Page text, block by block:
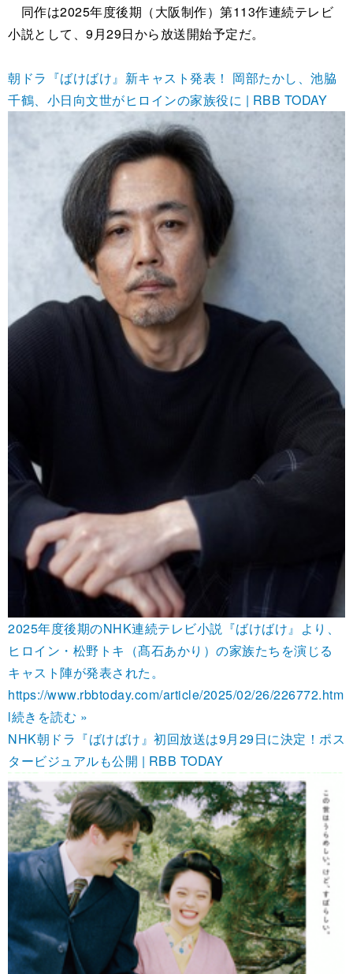
同作は2025年度後期（大阪制作）第113作連続テレビ
小説として、9月29日から放送開始予定だ。
朝ドラ『ばけばけ』新キャスト発表！ 岡部たかし、池脇
千鶴、小日向文世がヒロインの家族役に | RBB TODAY
2025年度後期のNHK連続テレビ小説『ばけばけ』より、
ヒロイン・松野トキ（髙石あかり）の家族たちを演じる
キャスト陣が発表された。
https://www.rbbtoday.com/article/2025/02/26/226772.htm
l続きを読む »
NHK朝ドラ『ばけばけ』初回放送は9月29日に決定！ポス
タービジュアルも公開 | RBB TODAY